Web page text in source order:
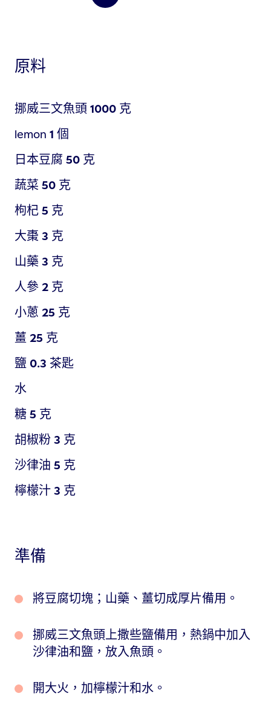
原料
挪威三文魚頭 1000 克
lemon 1 個
日本豆腐 50 克
蔬菜 50 克
枸杞 5 克
大棗 3 克
山藥 3 克
人參 2 克
小蔥 25 克
薑 25 克
鹽 0.3 茶匙
水
糖 5 克
胡椒粉 3 克
沙律油 5 克
檸檬汁 3 克
準備
將豆腐切塊；山藥、薑切成厚片備用。
挪威三文魚頭上撒些鹽備用，熱鍋中加入
沙律油和鹽，放入魚頭。
開大火，加檸檬汁和水。